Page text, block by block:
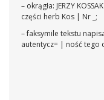
– okrągła: JERZY
części herb Kos | Nr _;
– faksymile tekstu
autentycz= | ność tego